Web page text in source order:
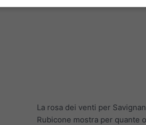
La rosa dei venti per
Rubicone mostra per quante